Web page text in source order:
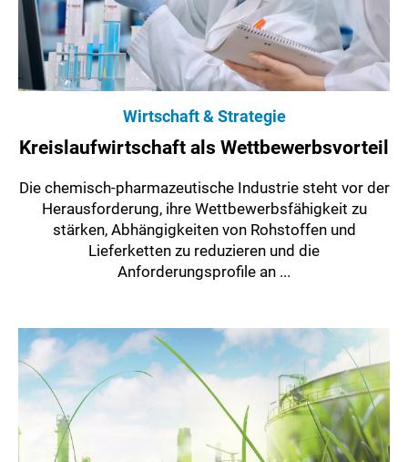
Wirtschaft & Strategie
Kreislaufwirtschaft als Wettbewerbsvorteil
Die chemisch-pharmazeutische Industrie steht vor der
Herausforderung, ihre Wettbewerbsfähigkeit zu
stärken, Abhängigkeiten von Rohstoffen und
Lieferketten zu reduzieren und die
Anforderungsprofile an ...